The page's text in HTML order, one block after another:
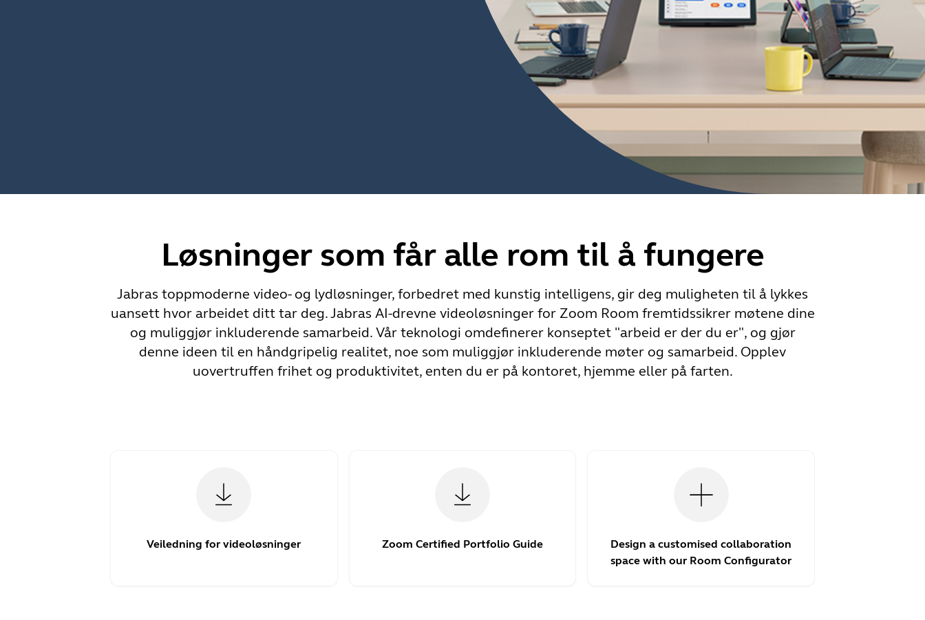
Løsninger som får alle rom til å fungere
Jabras toppmoderne video- og lydløsninger, forbedret med kunstig intelligens, gir deg muligheten til å lykkes
uansett hvor arbeidet ditt tar deg. Jabras AI-drevne videoløsninger for Zoom Room fremtidssikrer møtene dine
og muliggjør inkluderende samarbeid. Vår teknologi omdefinerer konseptet "arbeid er der du er", og gjør
denne ideen til en håndgripelig realitet, noe som muliggjør inkluderende møter og samarbeid. Opplev
uovertruffen frihet og produktivitet, enten du er på kontoret, hjemme eller på farten.
Veiledning for videoløsninger Zoom Certified Portfolio Guide
Design a customised collaboration
space with our Room Configurator